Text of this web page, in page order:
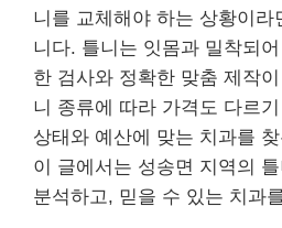
니를 교체해야 하는 상황이
니다. 틀니는 잇몸과 밀착되
한 검사와 정확한 맞춤 제작
니 종류에 따라 가격도 다르
상태와 예산에 맞는 치과를
이 글에서는 성송면 지역의
분석하고, 믿을 수 있는 치과